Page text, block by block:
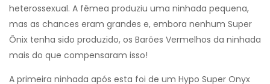
heterossexual. A fêmea produziu uma ninhada pequena,
mas as chances eram grandes e, embora nenhum Super
Ônix tenha sido produzido, os Barões Vermelhos da ninhada
mais do que compensaram isso!
A primeira ninhada após esta foi de um Hypo Super Onyx